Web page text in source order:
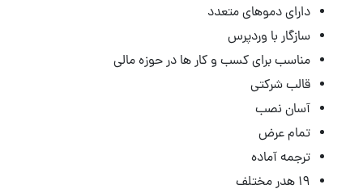
دارای دموهای متعدد
سازگار با وردپرس
مناسب برای کسب و کار ها در حوزه مالی
قالب شرکتی
آسان نصب
تمام عرض
ترجمه آماده
۱۹ هدر مختلف